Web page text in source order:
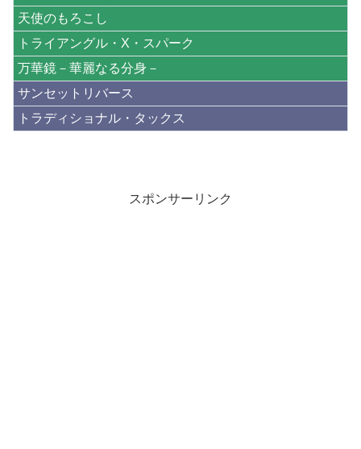
天使のもろこし
トライアングル・X・スパーク
万華鏡－華麗なる分身－
サンセットリバース
トラディショナル・タックス
スポンサーリンク